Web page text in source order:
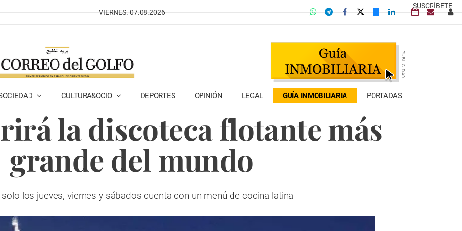
SUSCRÍBETE
VIERNES. 07.08.2026
CULTURA&OCIO DEPORTES OPINIÓN LEGAL GUÍA INMOBILIARIA PORTADAS
la discoteca flotante más
grande del mundo
los jueves, viernes y sábados cuenta con un menú de cocina latina